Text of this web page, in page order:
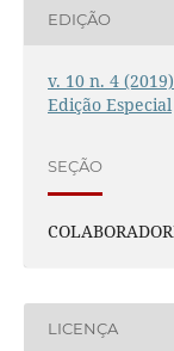
EDIÇÃO
v. 10 n. 4
Edição Especial
SEÇÃO
LICENÇA